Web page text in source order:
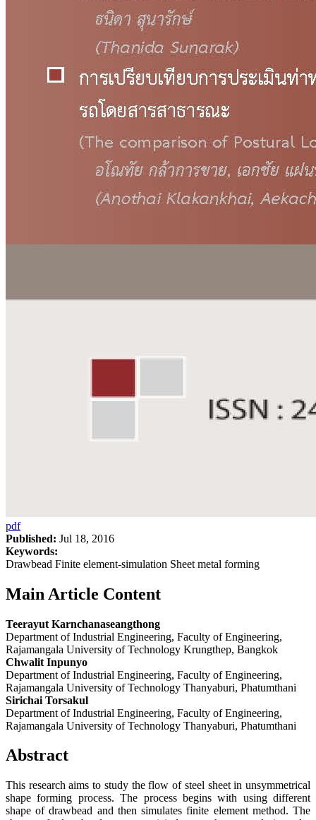
pdf
Published: Jul 18, 2016
Keywords:
Drawbead Finite element-simulation Sheet metal forming
Main Article Content
Teerayut Karnchanaseangthong
Department of Industrial Engineering, Faculty of Engineering,
Rajamangala University of Technology Krungthep, Bangkok
Chwalit Inpunyo
Department of Industrial Engineering, Faculty of Engineering,
Rajamangala University of Technology Thanyaburi, Phatumthani
Sirichai Torsakul
Department of Industrial Engineering, Faculty of Engineering,
Rajamangala University of Technology Thanyaburi, Phatumthani
Abstract
This research aims to study the flow of steel sheet in unsymmetrical
shape forming process. The process begins with using different
shape of drawbead and then simulates finite element method. The